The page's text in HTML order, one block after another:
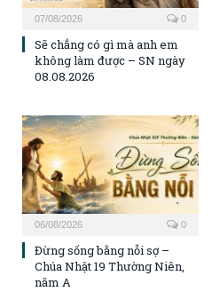
07/08/2026 0
Sẽ chẳng có gì mà anh em
không làm được – SN ngày
08.08.2026
06/08/2026 0
Đừng sống bằng nỗi sợ –
Chúa Nhật 19 Thường Niên,
năm A